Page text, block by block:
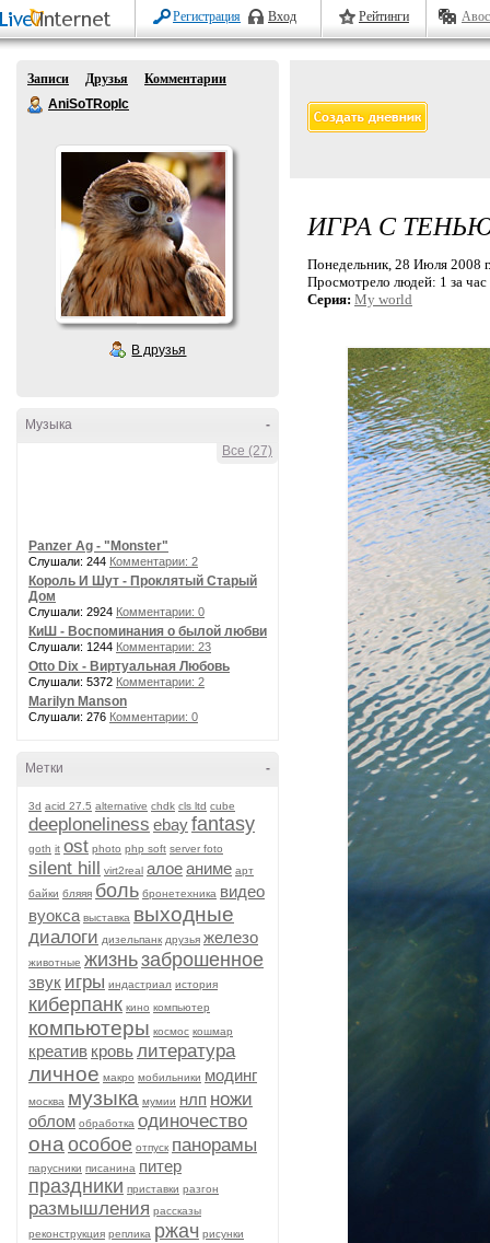
Регистрация Вход Рейтинги
Записи Друзья
Комментарии
AniSoTRopIc
В друзья
-
Музыка
Все (27)
Panzer Ag - "Monster"
Слушали: 244 Комментарии: 2
Король И Шут - Проклятый Старый
Дом
Слушали: 2924 Комментарии: 0
КиШ - Воспоминания о былой любви
Слушали: 1244 Комментарии: 23
Otto Dix - Виртуальная Любовь
Слушали: 5372 Комментарии: 2
Marilyn Manson
Слушали: 276 Комментарии: 0
-
Метки
3d acid 27.5 alternative chdk cls ltd cube
deeploneliness ebayfantasy
goth it ost photo php soft server foto
silent hill virt2real алоеаниме арт
байки бляяя боль бронетехника видео
вуокса выставка выходные
диалоги дизельпанк друзья железо
животные жизньзаброшенное
звук игры индастриал история
киберпанк кино компьютер
компьютеры космос кошмар
креатив кровьлитература
личное макро мобильники модинг
москва музыка мумии нлп ножи
облом обработка одиночество
она особое отпуск панорамы
парусники писанина питер
праздники приставки разгон
размышления рассказы
реконструкция реплика ржач рисунки
ИГРА С
Понедельник, 28 Июля 2008
Просмотрело людей: 1 за
Серия: My world